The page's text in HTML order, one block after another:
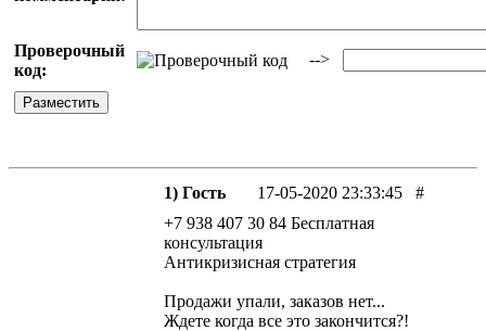
Проверочный
код:
-->
1) Гость 17-05-2020 23:33:45 #
+7 938 407 30 84 Бесплатная
консультация
Антикризисная стратегия
Продажи упали, заказов нет...
Ждете когда все это закончится?!